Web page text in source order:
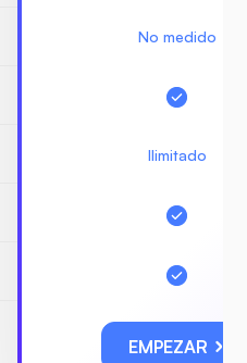
No medido
Ilimitado
EMPEZAR